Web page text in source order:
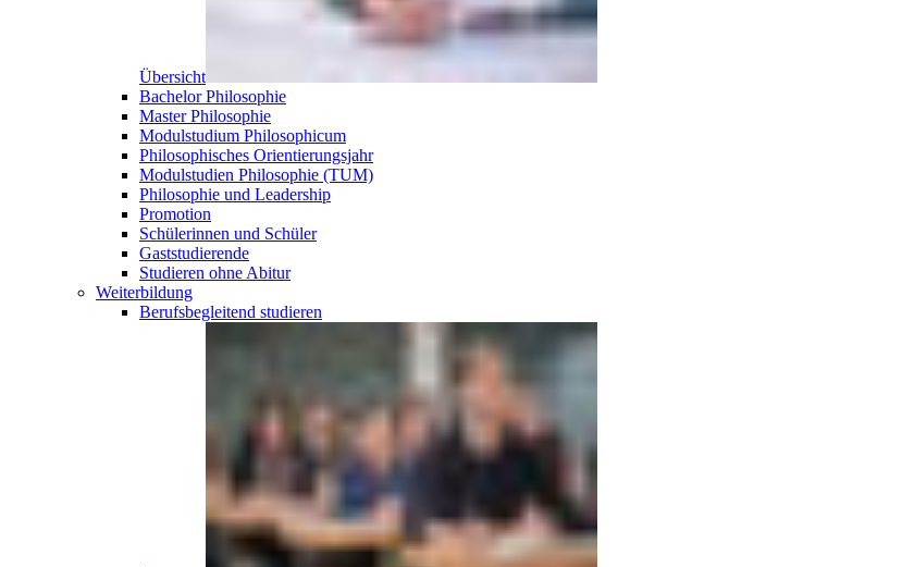
Übersicht
Bachelor Philosophie
Master Philosophie
Modulstudium Philosophicum
Philosophisches Orientierungsjahr
Modulstudien Philosophie (TUM)
Philosophie und Leadership
Promotion
Schülerinnen und Schüler
Gaststudierende
Studieren ohne Abitur
Weiterbildung
Berufsbegleitend studieren